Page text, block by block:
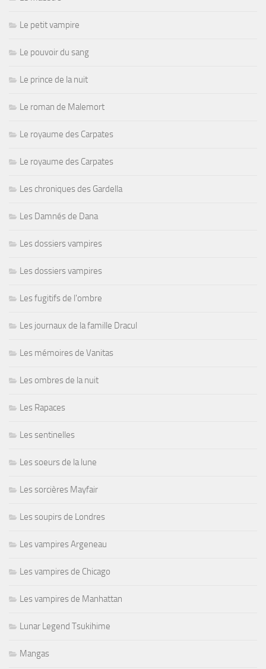
Le petit vampire
Le pouvoir du sang
Le prince de la nuit
Le roman de Malemort
Le royaume des Carpates
Le royaume des Carpates
Les chroniques des Gardella
Les Damnés de Dana
Les dossiers vampires
Les dossiers vampires
Les fugitifs de l'ombre
Les journaux de la famille Dracul
Les mémoires de Vanitas
Les ombres de la nuit
Les Rapaces
Les sentinelles
Les soeurs de la lune
Les sorcières Mayfair
Les soupirs de Londres
Les vampires Argeneau
Les vampires de Chicago
Les vampires de Manhattan
Lunar Legend Tsukihime
Mangas